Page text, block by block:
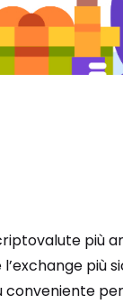
più
più
conveniente